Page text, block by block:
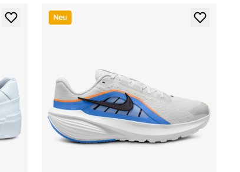
Neu